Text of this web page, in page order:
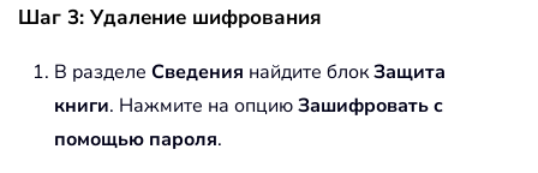
Шаг 3: Удаление шифрования
В разделе Сведения найдите блокЗащита
книги. Нажмите на опциюЗашифровать с
помощью пароля.